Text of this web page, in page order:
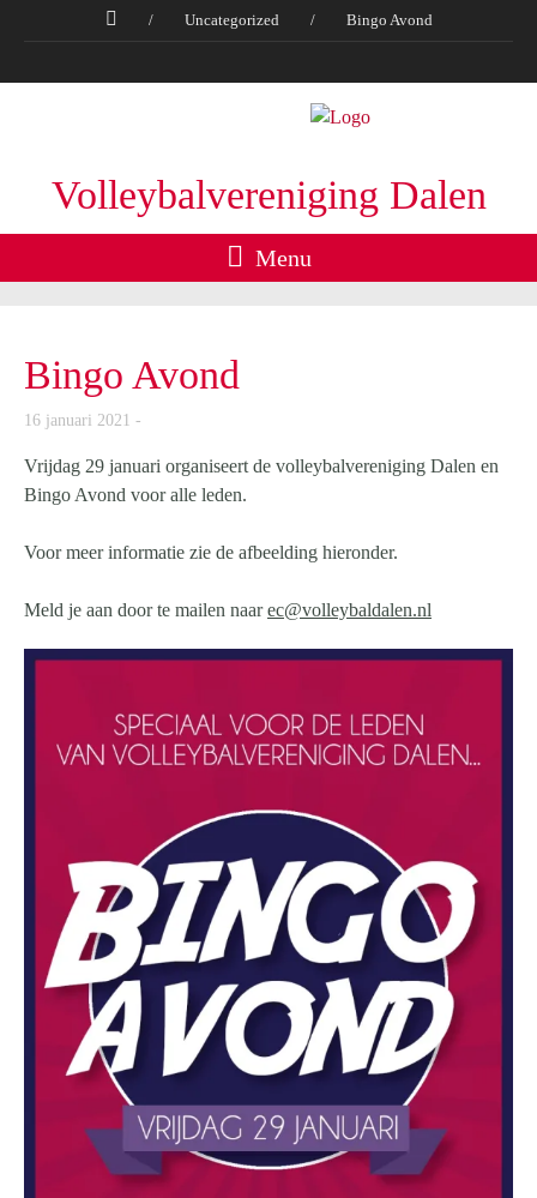
/ Uncategorized / Bingo Avond
Volleybalvereniging Dalen
Menu
Bingo Avond
16 januari 2021
Vrijdag 29 januari organiseert de volleybalvereniging Dalen en
Bingo Avond voor alle leden.
Voor meer informatie zie de afbeelding hieronder.
Meld je aan door te mailen naarec@volleybaldalen.nl